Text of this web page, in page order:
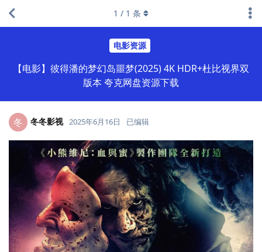
电影资源
【电影】彼得潘的梦幻岛噩梦(2025) 4K HDR+杜比视界双
版本 夸克网盘资源下载
1 / 1 条
冬 冬冬影视 2025年6月16日 已编辑